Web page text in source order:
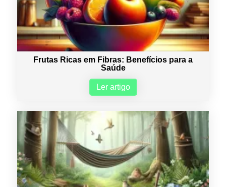
Frutas Ricas em Fibras: Benefícios para a
Saúde
Ler artigo